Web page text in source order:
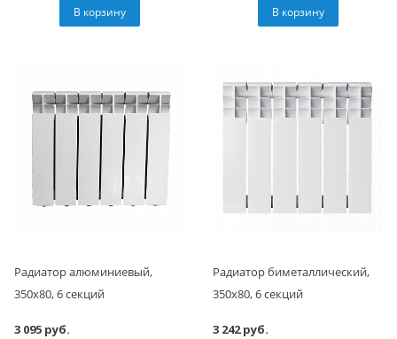
В корзину В корзину
Радиатор алюминиевый,
350x80, 6 секций
3 095 руб.
Радиатор биметаллический,
350x80, 6 секций
3 242 руб.